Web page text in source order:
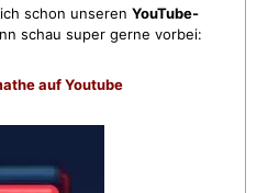
schon unseren YouTube-
schau super gerne vorbei:
auf Youtube